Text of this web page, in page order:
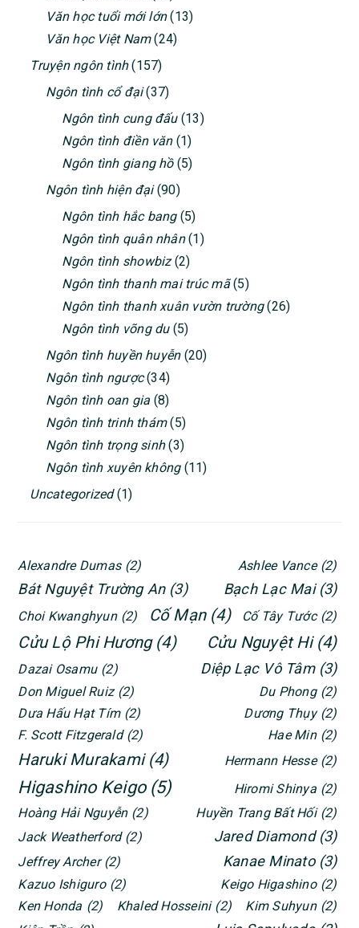
Văn học tuổi mới lớn(13)
Văn học Việt Nam(24)
Truyện ngôn tình(157)
Ngôn tình cổ đại(37)
Ngôn tình cung đấu(13)
Ngôn tình điền văn(1)
Ngôn tình giang hồ(5)
Ngôn tình hiện đại(90)
Ngôn tình hắc bang(5)
Ngôn tình quân nhân(1)
Ngôn tình showbiz(2)
Ngôn tình thanh mai trúc mã(5)
Ngôn tình thanh xuân vườn trường(26)
Ngôn tình võng du(5)
Ngôn tình huyền huyễn(20)
Ngôn tình ngược(34)
Ngôn tình oan gia (8)
Ngôn tình trinh thám(5)
Ngôn tình trọng sinh(3)
Ngôn tình xuyên không(11)
Uncategorized(1)
Alexandre Dumas (2) Ashlee Vance (2)
Bát Nguyệt Trường An (3) Bạch Lạc Mai (3)
Choi Kwanghyun (2) Cố Mạn (4) Cố Tây Tước (2)
Cửu Lộ Phi Hương (4) Cửu Nguyệt Hi (4)
Dazai Osamu (2) Diệp Lạc Vô Tâm (3)
Don Miguel Ruiz (2) Du Phong (2)
Dưa Hấu Hạt Tím (2) Dương Thụy (2)
F. Scott Fitzgerald (2) Hae Min (2)
Haruki Murakami (4) Hermann Hesse (2)
Higashino Keigo (5) Hiromi Shinya (2)
Hoàng Hải Nguyễn (2) Huyền Trang Bất Hối (2)
Jack Weatherford (2) Jared Diamond (3)
Jeffrey Archer (2) Kanae Minato (3)
Kazuo Ishiguro (2) Keigo Higashino (2)
Ken Honda (2) Khaled Hosseini (2) Kim Suhyun (2)